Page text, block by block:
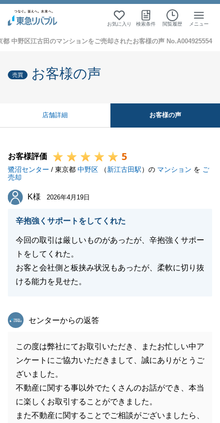
お気に入り 検索条件 閲覧履歴 メニュー
都 中野区江古田のマンションをご売却されたお客様の声 No.A004925554
売買 お客様の声
店舗詳細 お客様の声
お客様評価 5
鷺沼センター / 東京都 中野区 （新江古田駅）の マンション を ご
売却
K様
K様 2026年4月19日
辛抱強くサポートをしてくれた
今回の取引は厳しいものがあったが、辛抱強くサポー
トをしてくれた。
お客と会社側と板挟み状況もあったが、柔軟に切り抜
ける能力を見せた。
東急リバブル
センターからの返答
この度は弊社にてお取引いただき、またお忙しい中ア
ンケートにご協力いただきまして、誠にありがとうご
ざいました。
不動産に関する事以外でたくさんのお話ができ、本当
に楽しくお取引することができました。
また不動産に関することでご相談がございましたら、